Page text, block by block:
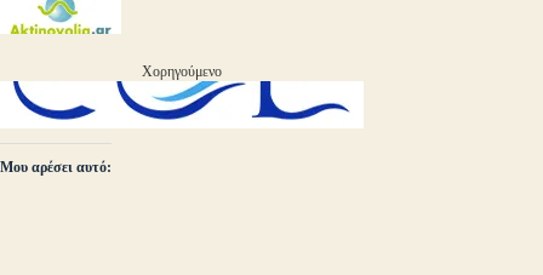
Χορηγούμενο
Μου αρέσει αυτό: